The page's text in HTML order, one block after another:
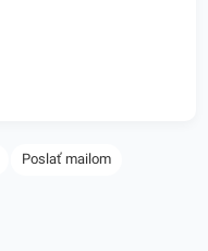
Poslať mailom